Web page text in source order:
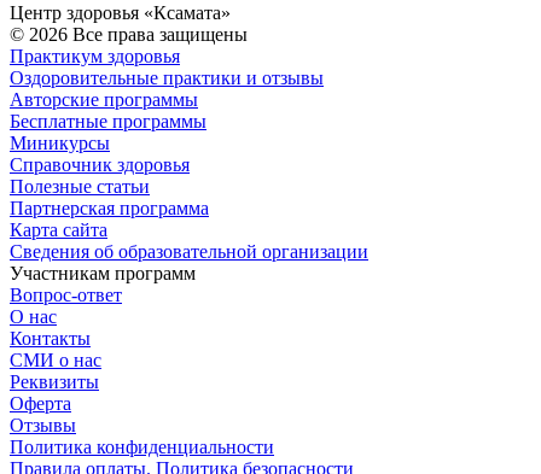
Центр здоровья «Ксамата»
© 2026 Все права защищены
Практикум здоровья
Оздоровительные практики и отзывы
Авторские программы
Бесплатные программы
Миникурсы
Справочник здоровья
Полезные статьи
Партнерская программа
Карта сайта
Сведения об образовательной организации
Участникам программ
Вопрос-ответ
О нас
Контакты
СМИ о нас
Реквизиты
Оферта
Отзывы
Политика конфиденциальности
Правила оплаты. Политика безопасности